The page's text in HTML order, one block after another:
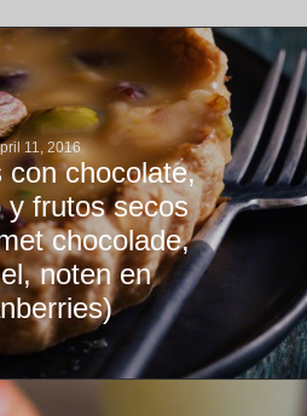
11, 2016
con chocolate,
y frutos secos
chocolade,
noten en